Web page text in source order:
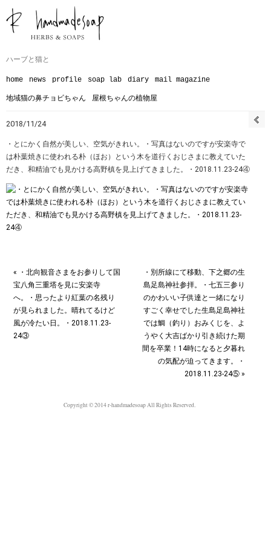
ハーブと猫と
home news profile soap lab diary mail magazine
地域猫の鼻チョビちゃん 屋根ちゃんの植物屋
2018/11/24
・とにかく自然が美しい、空気がきれい。・写真はないのですが安楽寺で
は朴葉焼きに使われる朴（ほお）という木を道行くおじさまに教えていた
だき、和精油でも見かける高野槙を見上げてきました。・2018.11.23-24④
« ・北向観音さまをお参りして国
宝八角三重塔を見に安楽寺
へ。・思ったより紅葉の名残り
が見られました。晴れてるけど
風が冷たい日。・2018.11.23-
24③
・別所線にて移動、下之郷の生
島足島神社参拝。・七五三参り
のかわいい子供達と一緒になり
すごく幸せでした︎生島足島神社
では鯛（釣り）おみくじを、よ
うやく大吉ばかり引き続けた期
間を卒業！14時になると夕暮れ
の気配が迫ってきます。・
2018.11.23-24⑤ »
Copyright © 2014 r-handmadesoap All Rights Reserved.